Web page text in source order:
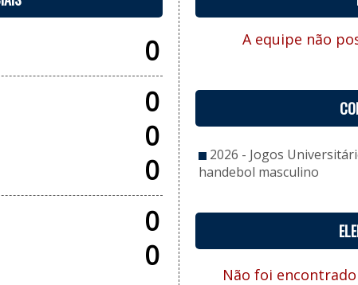
0
0
0
0
0
0
A equipe não
2026 - Jogos
handebol masculino
Não foi